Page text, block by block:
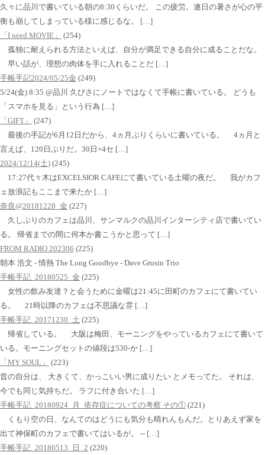
久々に品川で書いている朝の8:30くらいだ。 この疲労。連日の暑さが心の平
衡も崩してしまっている様に感じるな。 […]
「I need MOVIE」
(254)
孤独に耐えられる方法といえば、自分が満足できる自分に成ることだな。
早い話が、理想の肉体を手に入れることだ […]
手帳手記2024/05/25金 (249)
5/24(金) 8:35 @品川 久びさにノートではなくて手帳に書いている。 どうも
「スマホを見る」という行為 […]
「GIFT」
(247)
最後の手記が6月12日だから、4ヵ月ぶりくらいに書いている。 4ヵ月と
言えば、120日ぶりだ。30日×4セ […]
2024/12/14(土) (245)
17:27代々木はEXCELSIOR CAFEにて書いている土曜の夜だ。 我がカフ
ェ放浪記もここまで来たか […]
奈良@20181228_金 (227)
久しぶりのカフェは品川、サンマルクの品川インターシティ店で書いてい
る。 帰省までの間に何本か書こうかと思って […]
FROM RADIO 202306 (225)
朝本 浩文 - 情熱 The Long Goodbye - Dave Grusin Trio
手帳手記_20180525_金 (225)
女性の飲み友達？と会うために金曜は21:45に田町のカフェにて書いてい
る。 21時以降のカフェは不思議な雰 […]
手帳手記_20171230_土 (225)
帰省している。 大阪は梅田、モーニングをやっているカフェにて書いて
いる。モーニングセットの値段は530-か […]
「MY SOUL」
(223)
昔の自分は、 大きくて、かっこいい男に成りたい とメモってた。 それは、
今でも同じ気持ちだ。 ラフに付き合いた […]
手帳手記_20180924_月_依存症についての考察 その① (221)
くもり空の日、なんてのはどうにも気分も晴れんもんだ。とりあえず家を
出て神保町のカフェで書いてはいるが。 -- […]
手帳手記_20180513_日_2 (220)